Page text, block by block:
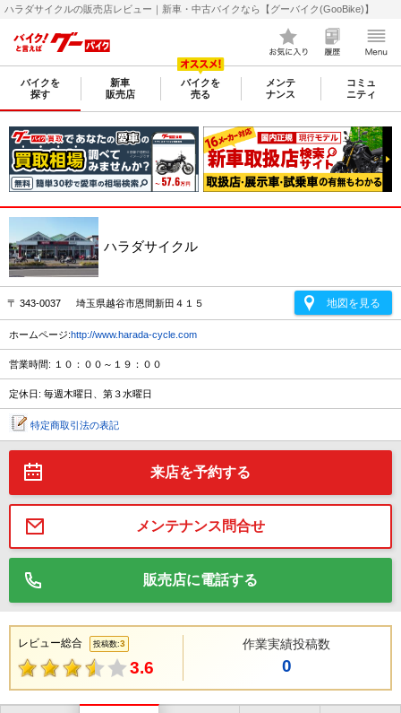
ハラダサイクルの販売店レビュー｜新車・中古バイクなら【グーバイク(GooBike)】
バイクを
探す
新車
販売店
バイクを
売る
メンテ
ナンス
コミュ
ニティ
ハラダサイクル
〒 343-0037 埼玉県越谷市恩間新田４１５ 地図を見る
ホームページ:http://www.harada-cycle.com
営業時間: １０：００～１９：００
定休日: 毎週木曜日、第３水曜日
特定商取引法の表記
来店を予約する
メンテナンス問合せ
販売店に電話する
レビュー総合 投稿数:3
3.6
作業実績投稿数
0